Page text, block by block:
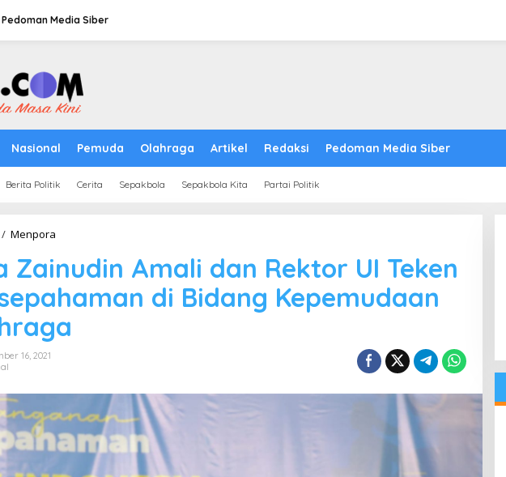
Pedoman Media Siber
Nasional Pemuda Olahraga Artikel Redaksi Pedoman Media Siber
Berita Politik Cerita Sepakbola Sepakbola Kita Partai Politik
/ Menpora
Amali
dan
Rektor
UI
Teken
Nota
Kepemudaan
Olahraga
Zainudin Amali dan Rektor UI Teken
di Bidang Kepemudaan
16, 2021